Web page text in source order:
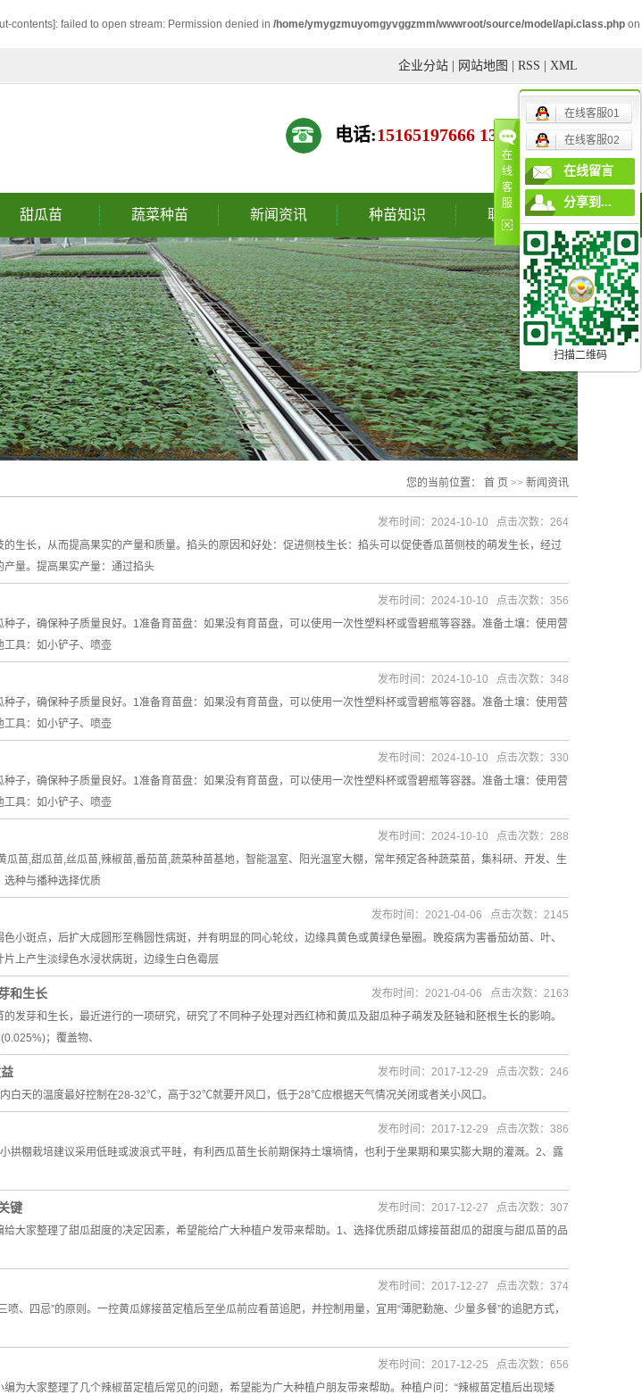
contents]: failed to open stream: Permission denied in /home/ymygzmuyomgyvggzmm/wwwroot/source/model/api.class.php on
企业分站 网站地图 RSS XML
电话:15165197666 13793171177
甜瓜苗 蔬菜种苗
黄瓜苗
西红柿苗
甜瓜苗
丝瓜苗
辣椒苗
甜椒苗
番茄苗
草莓苗
新闻资讯
公司新闻
种苗动态
常见问题
供求信息
种苗知识
种苗知识 联系我们
您的当前位置： 首 页 >> 新闻资讯
生长，从而提高果实的产量和质量。‌掐头的原因和好处‌：‌促进侧枝生长‌：掐头可以促使香瓜苗侧枝的萌发生长，经过
量。‌提高果实产量‌：通过掐头
发布时间：2024-10-10 点击次数：264
子，确保种子质量良好。‌1‌准备育苗盘‌：如果没有育苗盘，可以使用一次性塑料杯或雪碧瓶等容器。‌准备土壤‌：使用营
工具‌：如小铲子、喷壶
发布时间：2024-10-10 点击次数：356
子，确保种子质量良好。‌1‌准备育苗盘‌：如果没有育苗盘，可以使用一次性塑料杯或雪碧瓶等容器。‌准备土壤‌：使用营
工具‌：如小铲子、喷壶
发布时间：2024-10-10 点击次数：348
子，确保种子质量良好。‌1‌准备育苗盘‌：如果没有育苗盘，可以使用一次性塑料杯或雪碧瓶等容器。‌准备土壤‌：使用营
工具‌：如小铲子、喷壶
发布时间：2024-10-10 点击次数：330
苗,甜瓜苗,丝瓜苗,辣椒苗,番茄苗,蔬菜种苗基地，智能温室、阳光温室大棚，常年预定各种蔬菜苗，集科研、开发、生
选种与播种‌‌选择优质
发布时间：2024-10-10 点击次数：288
小斑点，后扩大成圆形至椭圆性病斑，并有明显的同心轮纹，边缘具黄色或黄绿色晕圈。晚疫病为害番茄幼苗、叶、
上产生淡绿色水浸状病斑，边缘生白色霉层
发布时间：2021-04-06 点击次数：2145
和生长
发芽和生长，最近进行的一项研究，研究了不同种子处理对西红柿和黄瓜及甜瓜种子萌发及胚轴和胚根生长的影响。
；覆盖物、
发布时间：2021-04-06 点击次数：2163
白天的温度最好控制在28-32℃，高于32℃就要开风口，低于28℃应根据天气情况关闭或者关小风口。
发布时间：2017-12-29 点击次数：246
拱棚栽培建议采用低畦或波浪式平畦，有利西瓜苗生长前期保持土壤墒情，也利于坐果期和果实膨大期的灌溉。2、露
发布时间：2017-12-29 点击次数：386
键
大家整理了甜瓜甜度的决定因素，希望能给广大种植户发带来帮助。1、选择优质甜瓜嫁接苗甜瓜的甜度与甜瓜苗的品
发布时间：2017-12-27 点击次数：307
、四忌”的原则。一控黄瓜嫁接苗定植后至坐瓜前应看苗追肥，并控制用量，宜用“薄肥勤施、少量多餐”的追肥方式，
发布时间：2017-12-27 点击次数：374
为大家整理了几个辣椒苗定植后常见的问题，希望能为广大种植户朋友带来帮助。种植户问：“辣椒苗定植后出现矮
发布时间：2017-12-25 点击次数：656
在
线
客
服
在线客服01
在线客服02
在线留言
分享到...
扫描二维码